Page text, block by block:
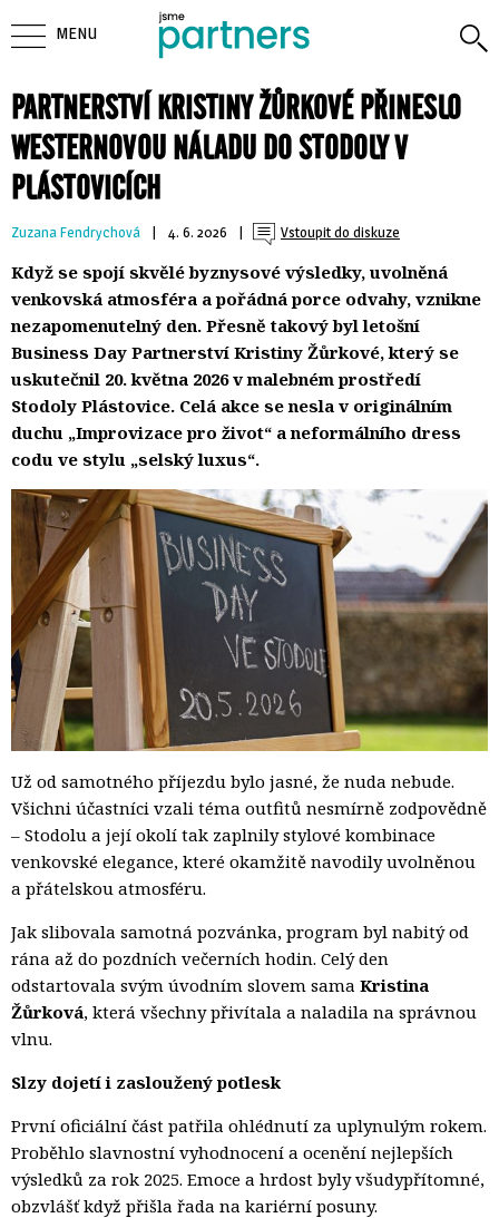
PARTNERSTVÍ KRISTINY ŽŮRKOVÉ PŘINESLO
WESTERNOVOU NÁLADU DO STODOLY V
PLÁSTOVICÍCH
Zuzana Fendrychová | 4. 6. 2026 | Vstoupit do diskuze
Když se spojí skvělé byznysové výsledky, uvolněná
venkovská atmosféra a pořádná porce odvahy, vznikne
nezapomenutelný den. Přesně takový byl letošní
Business Day Partnerství Kristiny Žůrkové, který se
uskutečnil 20. května 2026 v malebném prostředí
Stodoly Plástovice. Celá akce se nesla v originálním
duchu „Improvizace pro život“ a neformálního dress
codu ve stylu „selský luxus“.
Už od samotného příjezdu bylo jasné, že nuda nebude.
Všichni účastníci vzali téma outfitů nesmírně zodpovědně
– Stodolu a její okolí tak zaplnily stylové kombinace
venkovské elegance, které okamžitě navodily uvolněnou
a přátelskou atmosféru.
Jak slibovala samotná pozvánka, program byl nabitý od
rána až do pozdních večerních hodin. Celý den
odstartovala svým úvodním slovem sama Kristina
Žůrková, která všechny přivítala a naladila na správnou
vlnu.
Slzy dojetí i zasloužený potlesk
První oficiální část patřila ohlédnutí za uplynulým rokem.
Proběhlo slavnostní vyhodnocení a ocenění nejlepších
výsledků za rok 2025. Emoce a hrdost byly všudypřítomné,
obzvlášť když přišla řada na kariérní posuny.
MENU